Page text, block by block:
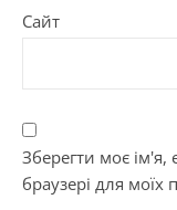
Сайт
Зберегти моє ім'я,
браузері для